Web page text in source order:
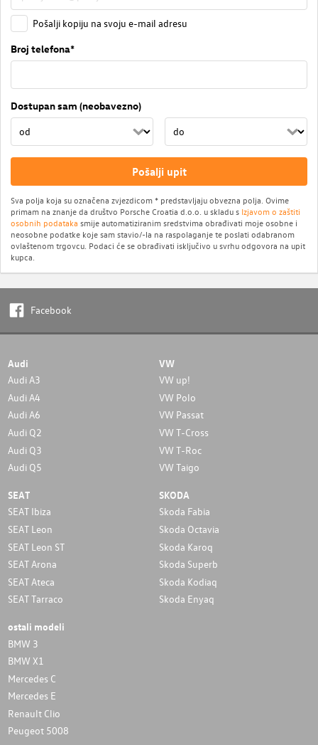
Pošalji kopiju na svoju e-mail adresu
Broj telefona*
Dostupan sam (neobavezno)
Pošalji upit
Sva polja koja su označena zvjezdicom * predstavljaju obvezna polja. Ovime
primam na znanje da društvo Porsche Croatia d.o.o. u skladu s Izjavom o zaštiti
osobnih podataka smije automatiziranim sredstvima obrađivati moje osobne i
neosobne podatke koje sam stavio/-la na raspolaganje te poslati odabranom
ovlaštenom trgovcu. Podaci će se obrađivati isključivo u svrhu odgovora na upit
kupca.
Facebook
Audi
Audi A3
Audi A4
Audi A6
Audi Q2
Audi Q3
Audi Q5
VW
VW up!
VW Polo
VW Passat
VW T-Cross
VW T-Roc
VW Taigo
SEAT
SEAT Ibiza
SEAT Leon
SEAT Leon ST
SEAT Arona
SEAT Ateca
SEAT Tarraco
SKODA
Skoda Fabia
Skoda Octavia
Skoda Karoq
Skoda Superb
Skoda Kodiaq
Skoda Enyaq
ostali modeli
BMW 3
BMW X1
Mercedes C
Mercedes E
Renault Clio
Peugeot 5008